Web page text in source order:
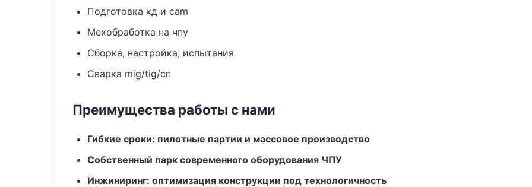
Подготовка кд и cam
Мехобработка на чпу
Сборка, настройка, испытания
Сварка mig/tig/сп
Преимущества работы с нами
Гибкие сроки: пилотные партии и массовое производство
Собственный парк современного оборудования ЧПУ
Инжиниринг: оптимизация конструкции под технологичность